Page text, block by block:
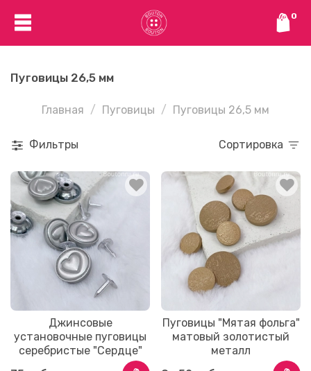
0
Пуговицы 26,5 мм
Главная Пуговицы Пуговицы 26,5 мм
Фильтры Сортировка
Джинсовые
установочные пуговицы
серебристые "Сердце"
Пуговицы "Мятая фольга"
матовый золотистый
металл